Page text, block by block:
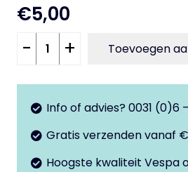
€5,00
bout
sierdop
chroom
aantal
- + Toevoegen
Info of advies? 0031 (0)6
Gratis verzenden vanaf
Hoogste kwaliteit Vespa